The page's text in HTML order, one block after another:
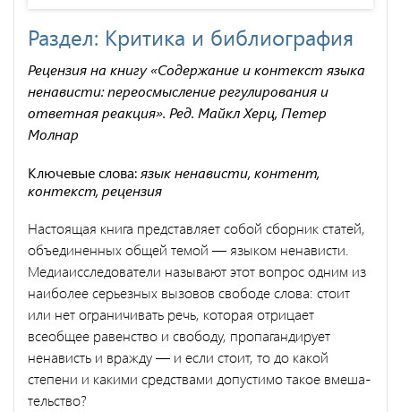
Раздел: Критика и библиография
Рецензия на книгу «Содержание и контекст языка
ненависти: переосмысление регулирования и
ответная реакция». Ред. Майкл Херц, Петер
Молнар
Ключевые слова:язык ненависти, контент,
контекст, рецензия
Настоящая книга представляет собой сборник статей,
объединен­ных общей темой — языком ненависти.
Медиаисследователи называ­ют этот вопрос одним из
наиболее серьезных вызовов свободе слова: стоит
или нет ограничивать речь, которая отрицает
всеобщее равен­ство и свободу, пропагандирует
ненависть и вражду — и если стоит, то до какой
степени и какими средствами допустимо такое вмеша­
тельство?